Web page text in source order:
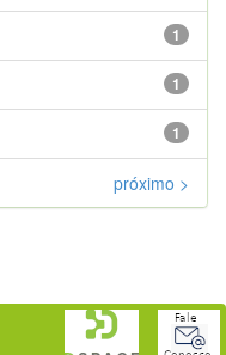
1
1
1
próximo >